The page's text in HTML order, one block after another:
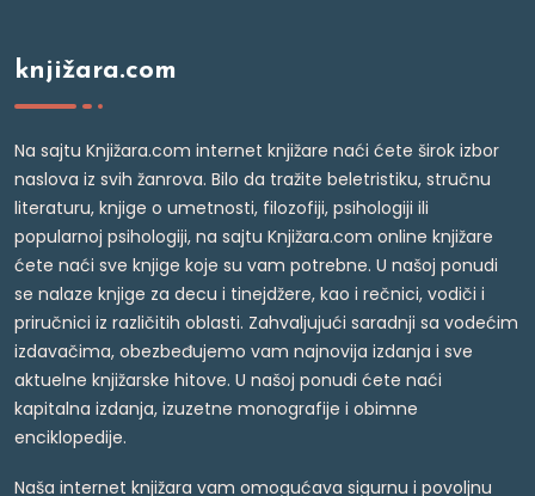
knjižara.com
Na sajtu Knjižara.com internet knjižare naći ćete širok izbor
naslova iz svih žanrova. Bilo da tražite beletristiku, stručnu
literaturu, knjige o umetnosti, filozofiji, psihologiji ili
popularnoj psihologiji, na sajtu Knjižara.com online knjižare
ćete naći sve knjige koje su vam potrebne. U našoj ponudi
se nalaze knjige za decu i tinejdžere, kao i rečnici, vodiči i
priručnici iz različitih oblasti. Zahvaljujući saradnji sa vodećim
izdavačima, obezbeđujemo vam najnovija izdanja i sve
aktuelne knjižarske hitove. U našoj ponudi ćete naći
kapitalna izdanja, izuzetne monografije i obimne
enciklopedije.
Naša internet knjižara vam omogućava sigurnu i povoljnu